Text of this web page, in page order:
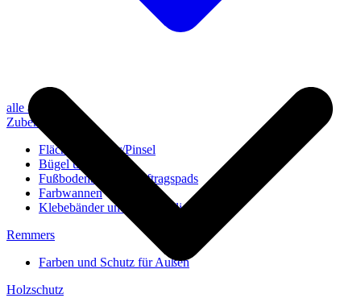
alle anzeigen
Zubehör
Flächenstreicher/Pinsel
Bügel und Rollen
Fußbodenbürsten/Auftragspads
Farbwannen
Klebebänder und Abdeckvlies
Remmers
Farben und Schutz für Außen
Holzschutz